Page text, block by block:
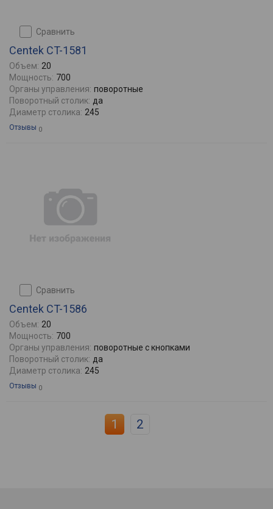
сравнить
Centek CT-1581
Объем: 20
Мощность: 700
Органы управления: поворотные
Поворотный столик: да
Диаметр столика: 245
Отзывы 0
сравнить
Centek CT-1586
Объем: 20
Мощность: 700
Органы управления: поворотные с кнопками
Поворотный столик: да
Диаметр столика: 245
Отзывы 0
1 2